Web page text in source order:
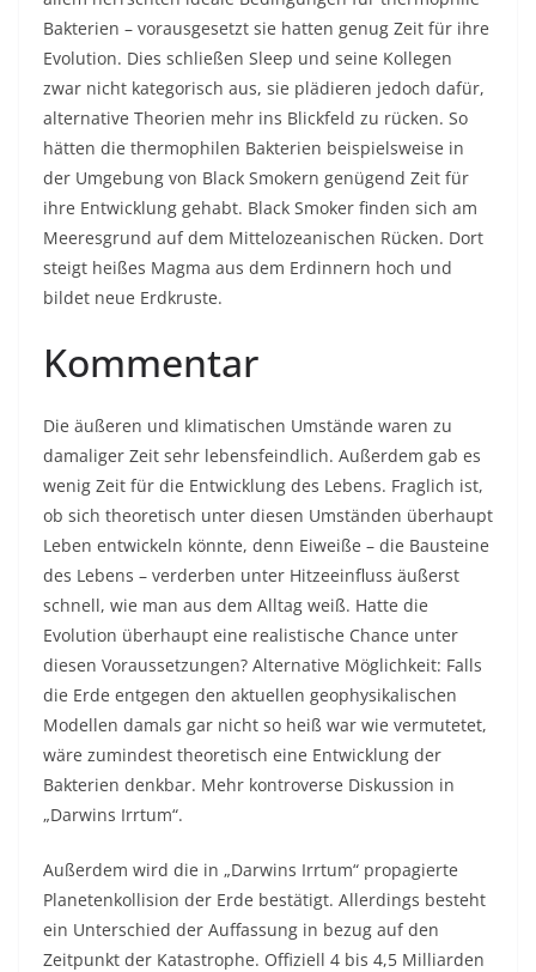
Bakterien – vorausgesetzt sie hatten genug Zeit für ihre
Evolution. Dies schließen Sleep und seine Kollegen
zwar nicht kategorisch aus, sie plädieren jedoch dafür,
alternative Theorien mehr ins Blickfeld zu rücken. So
hätten die thermophilen Bakterien beispielsweise in
der Umgebung von Black Smokern genügend Zeit für
ihre Entwicklung gehabt. Black Smoker finden sich am
Meeresgrund auf dem Mittelozeanischen Rücken. Dort
steigt heißes Magma aus dem Erdinnern hoch und
bildet neue Erdkruste.
Kommentar
Die äußeren und klimatischen Umstände waren zu
damaliger Zeit sehr lebensfeindlich. Außerdem gab es
wenig Zeit für die Entwicklung des Lebens. Fraglich ist,
ob sich theoretisch unter diesen Umständen überhaupt
Leben entwickeln könnte, denn Eiweiße – die Bausteine
des Lebens – verderben unter Hitzeeinfluss äußerst
schnell, wie man aus dem Alltag weiß. Hatte die
Evolution überhaupt eine realistische Chance unter
diesen Voraussetzungen? Alternative Möglichkeit: Falls
die Erde entgegen den aktuellen geophysikalischen
Modellen damals gar nicht so heiß war wie vermutetet,
wäre zumindest theoretisch eine Entwicklung der
Bakterien denkbar. Mehr kontroverse Diskussion in
„Darwins Irrtum“.
Außerdem wird die in „Darwins Irrtum“ propagierte
Planetenkollision der Erde bestätigt. Allerdings besteht
ein Unterschied der Auffassung in bezug auf den
Zeitpunkt der Katastrophe. Offiziell 4 bis 4,5 Milliarden